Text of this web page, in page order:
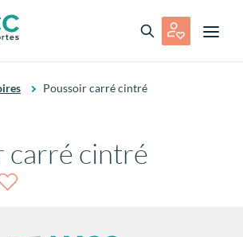
Poussoir carré cintré
carré cintré